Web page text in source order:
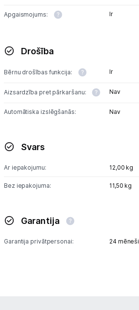
Skaistumkopšana
Vēlmju saraksts
Piegāde un apmaksa
Apgaismojums: Ir
Drošība
Bērnu drošības funkcija: Ir
Aizsardzība pret pārkaršanu: Nav
Automātiska izslēgšanās: Nav
Svars
Ar iepakojumu: 12,00 kg
Bez iepakojuma: 11,50 kg
Garantija
Garantija privātpersonai: 24 mēneši